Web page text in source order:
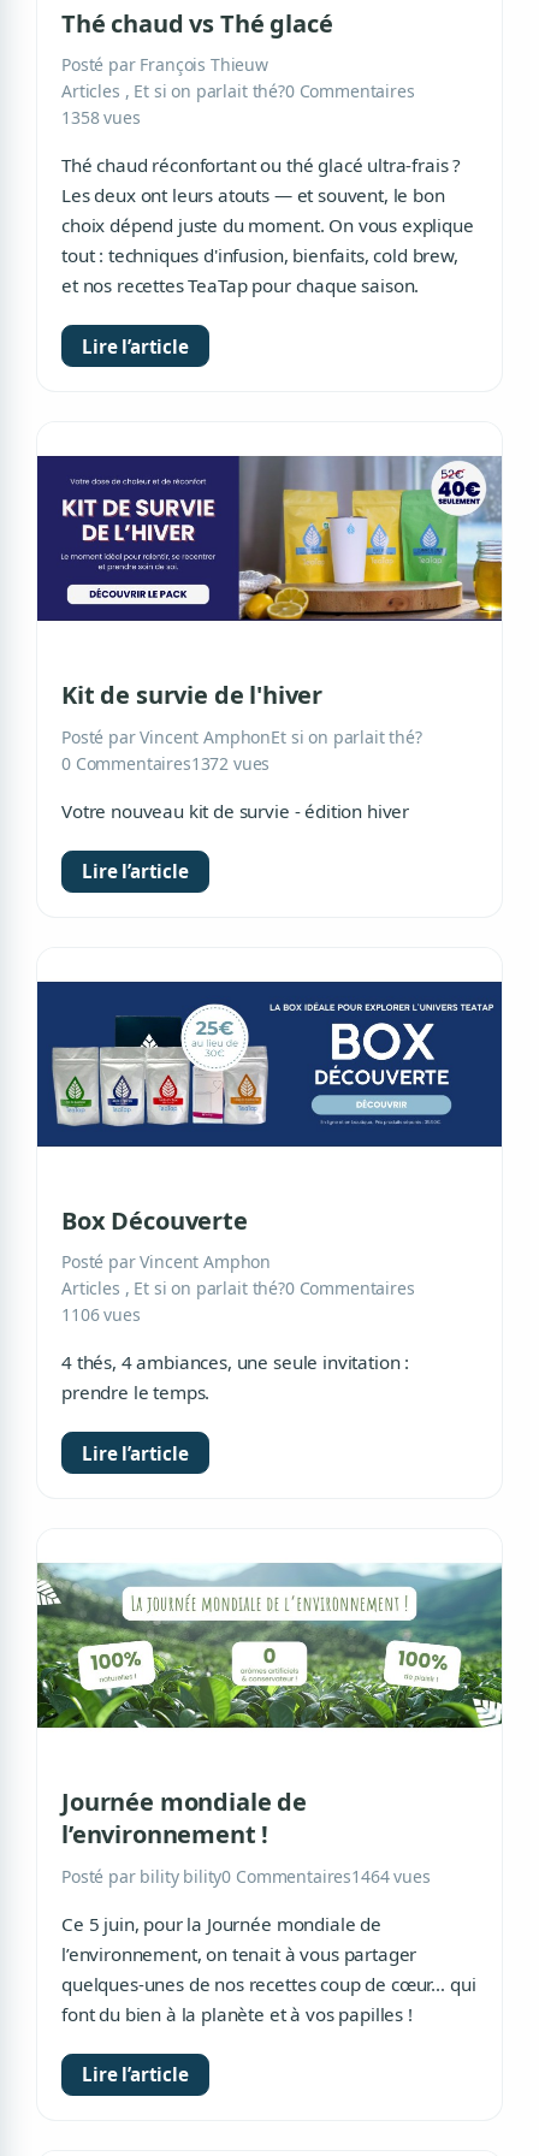
Thé chaud vs Thé glacé
Posté par François Thieuw
Articles , Et si on parlait thé?0 Commentaires
1358 vues
Thé chaud réconfortant ou thé glacé ultra-frais ?
Les deux ont leurs atouts — et souvent, le bon
choix dépend juste du moment. On vous explique
tout : techniques d'infusion, bienfaits, cold brew,
et nos recettes TeaTap pour chaque saison.
Lire l’article
Kit de survie de l'hiver
Posté par Vincent AmphonEt si on parlait thé?
0 Commentaires1372 vues
Votre nouveau kit de survie - édition hiver
Lire l’article
Box Découverte
Posté par Vincent Amphon
Articles , Et si on parlait thé?0 Commentaires
1106 vues
4 thés, 4 ambiances, une seule invitation :
prendre le temps.
Lire l’article
Journée mondiale de
l’environnement !
Posté par bility bility0 Commentaires1464 vues
Ce 5 juin, pour la Journée mondiale de
l’environnement, on tenait à vous partager
quelques-unes de nos recettes coup de cœur… qui
font du bien à la planète et à vos papilles !
Lire l’article